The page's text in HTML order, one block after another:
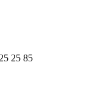
25 85